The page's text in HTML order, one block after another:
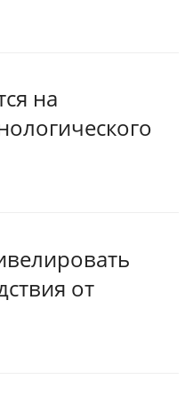
на
от